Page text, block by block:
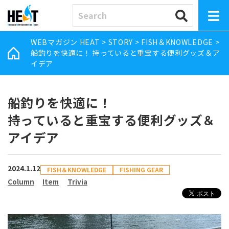
WEBマガジン HEAT > STORY > FISH＆KNOWLEDGE >
船釣りを快適に！ 持っていると重宝する便利グッズ＆ア
イデア
船釣りを快適に！
持っていると重宝する便利グッズ＆
アイデア
2024.1.12 FISH＆KNOWLEDGE FISHING GEAR
Column Item Trivia